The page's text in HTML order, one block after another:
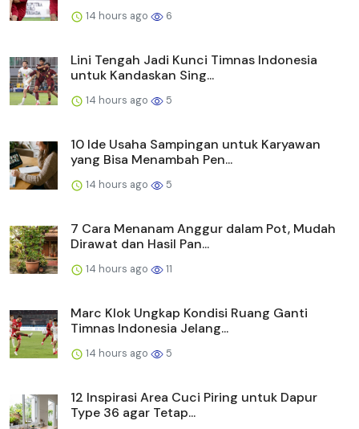
14 hours ago 6
Lini Tengah Jadi Kunci Timnas Indonesia
untuk Kandaskan Sing...
14 hours ago 5
10 Ide Usaha Sampingan untuk Karyawan
yang Bisa Menambah Pen...
14 hours ago 5
7 Cara Menanam Anggur dalam Pot, Mudah
Dirawat dan Hasil Pan...
14 hours ago 11
Marc Klok Ungkap Kondisi Ruang Ganti
Timnas Indonesia Jelang...
14 hours ago 5
12 Inspirasi Area Cuci Piring untuk Dapur
Type 36 agar Tetap...